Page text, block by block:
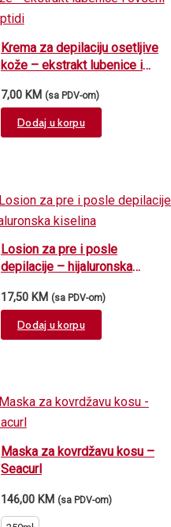
Krema za depilaciju osetljive
kože – ekstrakt lubenice i
7,00 KM (sa PDV-om)
Dodaj u korpu
Losion za pre i posle
depilacije – hijaluronska
17,50 KM (sa PDV-om)
Dodaj u korpu
Maska za kovrdžavu kosu –
Seacurl
146,00 KM (sa PDV-om)